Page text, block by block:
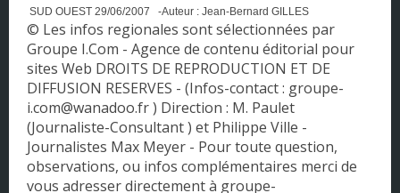
Languedoc-Roussillon
Limousin
Lorraine
Midi-Pyrénées
Nord Pas de Calais
SUD OUEST 29/06/2007
-Auteur : Jean-Bernard GILLES
© Les infos regionales sont sélectionnées par
Groupe I.Com - Agence de contenu éditorial pour
sites Web DROITS DE REPRODUCTION ET DE
DIFFUSION RESERVES - (Infos-contact : groupe-
i.com@wanadoo.fr ) Direction : M. Paulet
(Journaliste-Consultant ) et Philippe Ville -
Journalistes Max Meyer - Pour toute question,
observations, ou infos complémentaires merci de
vous adresser directement à groupe-